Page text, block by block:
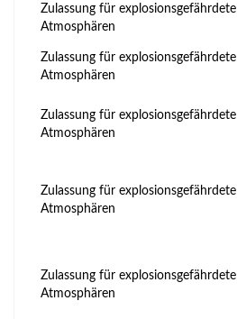
Zulassung für explosionsgefährdete
Atmosphären
Zulassung für explosionsgefährdete
Atmosphären
Zulassung für explosionsgefährdete
Atmosphären
Zulassung für explosionsgefährdete
Atmosphären
Zulassung für explosionsgefährdete
Atmosphären